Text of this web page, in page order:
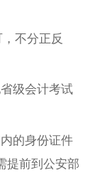
不分正反
级会计考试
的身份证件
提前到公安部